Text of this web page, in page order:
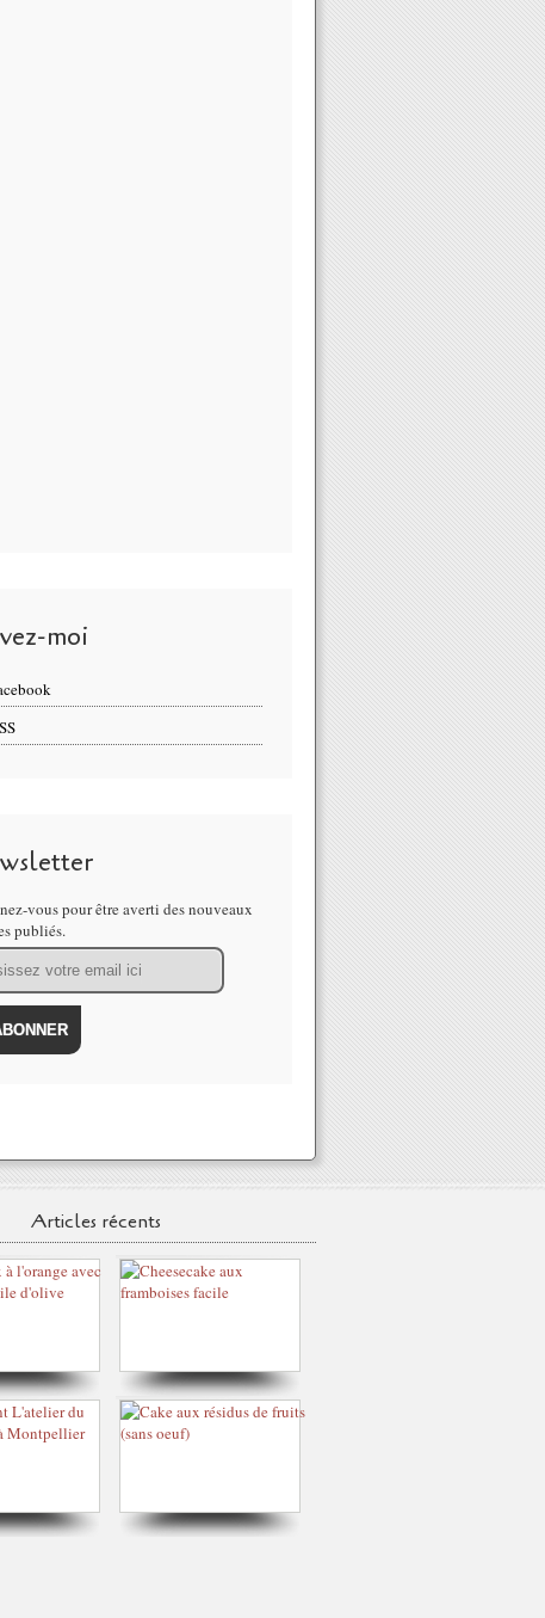
moi
vous pour être averti des nouveaux
publiés.
Articles récents